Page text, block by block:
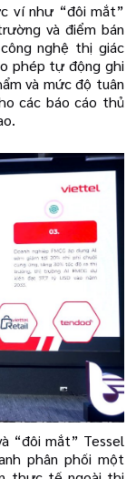
ví như “đôi mắt”
và điểm bán
nghệ thị giác
phép tự động ghi
và mức độ tuân
các báo cáo thủ
“đôi mắt” Tessel
phân phối một